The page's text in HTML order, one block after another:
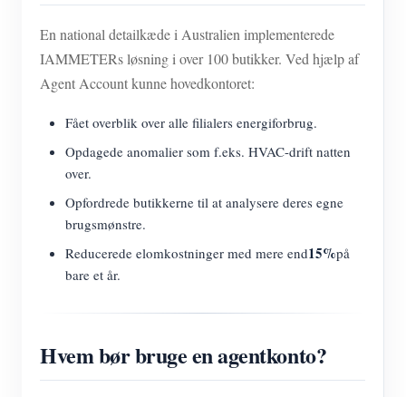
En national detailkæde i Australien implementerede
IAMMETERs løsning i over 100 butikker. Ved hjælp af
Agent Account kunne hovedkontoret:
Fået overblik over alle filialers energiforbrug.
Opdagede anomalier som f.eks. HVAC-drift natten
over.
Opfordrede butikkerne til at analysere deres egne
brugsmønstre.
Reducerede elomkostninger med mere end15%på
bare et år.
Hvem bør bruge en agentkonto?